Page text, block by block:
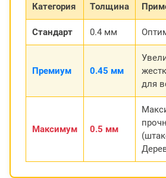
Категория Толщина
Стандарт 0.4 мм
Премиум 0.45 мм
для
Максимум 0.5 мм